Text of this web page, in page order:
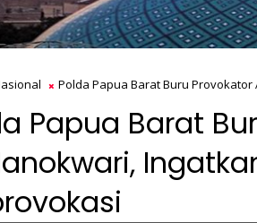
Polda Papua Barat Buru
Papua Barat